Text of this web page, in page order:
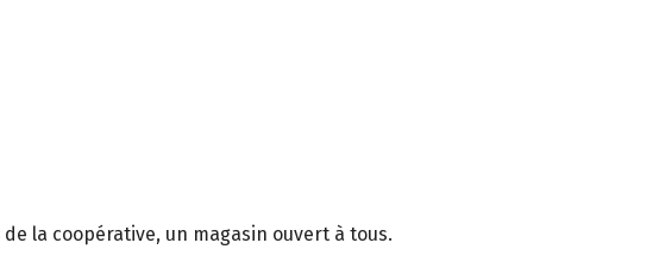
la coopérative, un magasin ouvert à tous.